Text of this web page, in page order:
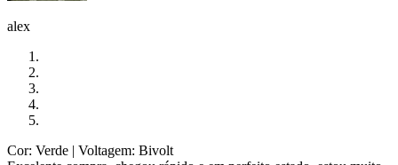
alex
Cor: Verde | Voltagem: Bivolt